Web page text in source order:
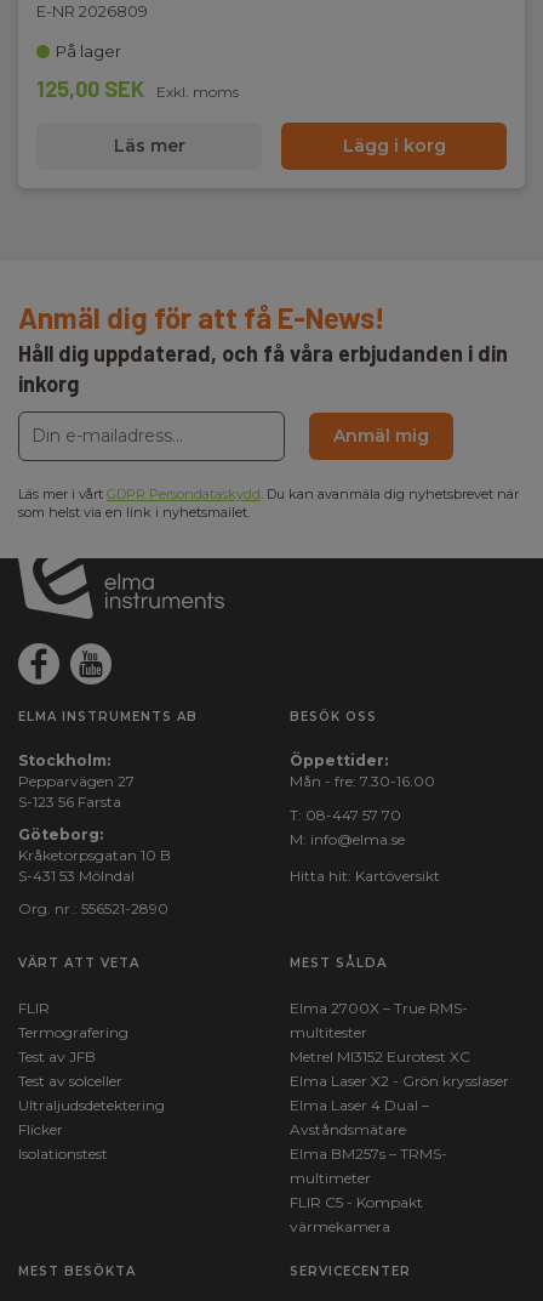
E-NR 2026809
På lager
125,00 SEK Exkl. moms
Läs mer Lägg i korg
Anmäl dig för att få E-News!
Håll dig uppdaterad, och få våra erbjudanden i din
inkorg
Anmäl mig
Läs mer i vårt GDPR Persondataskydd. Du kan avanmäla dig nyhetsbrevet när
som helst via en link i nyhetsmailet.
ELMA INSTRUMENTS AB
Stockholm:
Pepparvägen 27
S-123 56 Farsta
Göteborg:
Kråketorpsgatan 10 B
S-431 53 Mölndal
Org. nr.: 556521-2890
BESÖK OSS
Öppettider:
Mån - fre: 7.30-16.00
T: 08-447 57 70
M: info@elma.se
Hitta hit: Kartöversikt
VÄRT ATT VETA
FLIR
Termografering
Test av JFB
Test av solceller
Ultraljudsdetektering
Flicker
Isolationstest
MEST SÅLDA
Elma 2700X – True RMS-
multitester
Metrel MI3152 Eurotest XC
Elma Laser X2 - Grön krysslaser
Elma Laser 4 Dual –
Avståndsmätare
Elma BM257s – TRMS-
multimeter
FLIR C5 - Kompakt
värmekamera
MEST BESÖKTA SERVICECENTER